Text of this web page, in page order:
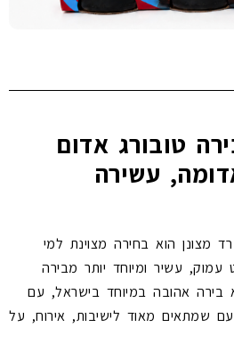
טובורג אדום
עשירה
מצונן הוא בחירה מצוינת למי
עשיר ומיוחד יותר מבירה
בירה אהובה במיוחד בישראל, עם
שמתאים מאוד לישיבות, אירוח, על